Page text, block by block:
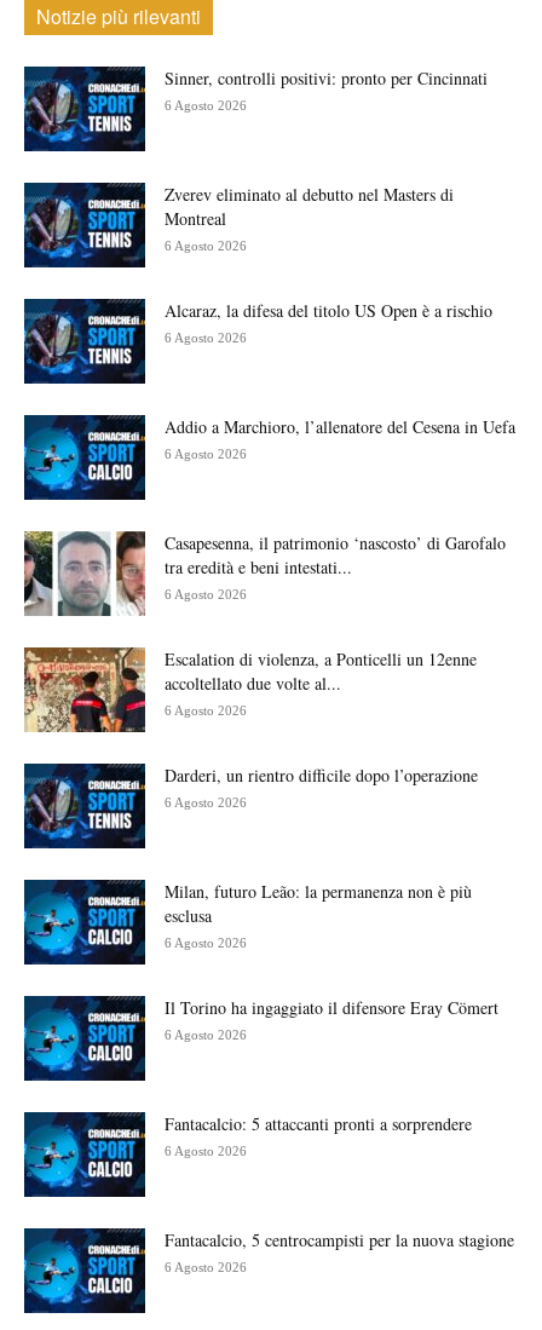
Notizie più rilevanti
Sinner, controlli positivi: pronto per Cincinnati
6 Agosto 2026
Zverev eliminato al debutto nel Masters di
Montreal
6 Agosto 2026
Alcaraz, la difesa del titolo US Open è a rischio
6 Agosto 2026
Addio a Marchioro, l’allenatore del Cesena in Uefa
6 Agosto 2026
Casapesenna, il patrimonio ‘nascosto’ di Garofalo
tra eredità e beni intestati...
6 Agosto 2026
Escalation di violenza, a Ponticelli un 12enne
accoltellato due volte al...
6 Agosto 2026
Darderi, un rientro difficile dopo l’operazione
6 Agosto 2026
Milan, futuro Leão: la permanenza non è più
esclusa
6 Agosto 2026
Il Torino ha ingaggiato il difensore Eray Cömert
6 Agosto 2026
Fantacalcio: 5 attaccanti pronti a sorprendere
6 Agosto 2026
Fantacalcio, 5 centrocampisti per la nuova stagione
6 Agosto 2026